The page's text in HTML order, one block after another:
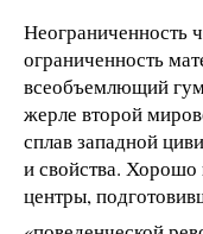
Неограниченность
ограниченность
всеобъемлющий
жерле второй
сплав западной
и свойства. Хорошо
центры,